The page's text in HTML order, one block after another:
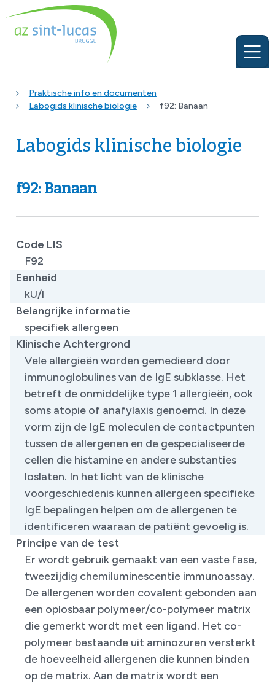
Praktische info en documenten
Labogids klinische biologie
f92: Banaan
Labogids klinische biologie
f92: Banaan
Code LIS
F92
Eenheid
kU/l
Belangrijke informatie
specifiek allergeen
Klinische Achtergrond
Vele allergieën worden gemedieerd door
immunoglobulines van de IgE subklasse. Het
betreft de onmiddelijke type 1 allergieën, ook
soms atopie of anafylaxis genoemd. In deze
vorm zijn de IgE moleculen de contactpunten
tussen de allergenen en de gespecialiseerde
cellen die histamine en andere substanties
loslaten. In het licht van de klinische
voorgeschiedenis kunnen allergeen specifieke
IgE bepalingen helpen om de allergenen te
identificeren waaraan de patiënt gevoelig is.
Principe van de test
Er wordt gebruik gemaakt van een vaste fase,
tweezijdig chemiluminescentie immunoassay.
De allergenen worden covalent gebonden aan
een oplosbaar polymeer/co-polymeer matrix
die gemerkt wordt met een ligand. Het co-
polymeer bestaande uit aminozuren versterkt
de hoeveelheid allergenen die kunnen binden
op de matrix. Aan de matrix wordt een